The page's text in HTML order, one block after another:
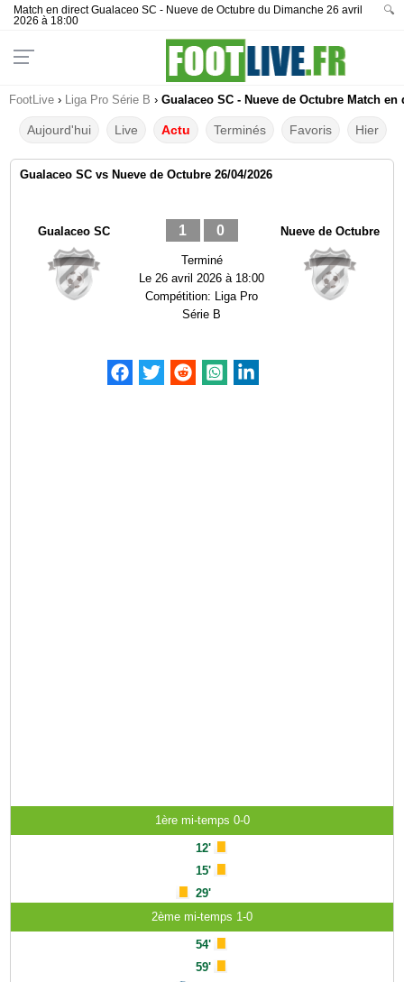
Match en direct Gualaceo SC - Nueve de Octubre du Dimanche 26 avril
2026 à 18:00
🔍
FootLive › Liga Pro Série B › Gualaceo SC - Nueve de Octubre Match en
Aujourd'hui Live Actu Terminés Favoris Hier
Gualaceo SC vs Nueve de Octubre 26/04/2026
Gualaceo SC 1 0
Terminé
Le26 avril 2026 à 18:00
Compétition: Liga Pro
Série B
Nueve de Octubre
1ère mi-temps 0-0
12'
15'
29'
2ème mi-temps 1-0
54'
59'